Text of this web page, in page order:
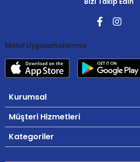
Mobil Uygulamalarımız
Kurumsal
Müşteri Hizmetleri
Kategoriler